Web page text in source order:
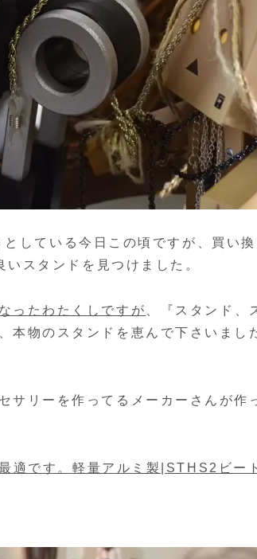
している今日この頃ですが、買い換
スタンドを見つけました。
ったわたくしですが
、『スタンド
本物のスタンドを恵んで下さいまし
サリーを作ってるメーカーさんが作
適です。軽量アルミ製|STHS2ビー